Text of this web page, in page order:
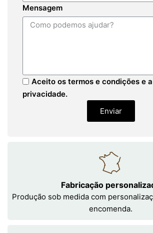
Mensagem
Aceito os termos e condições e
privacidade.
Enviar
Fabricação
Produção sob medida com
encomenda.